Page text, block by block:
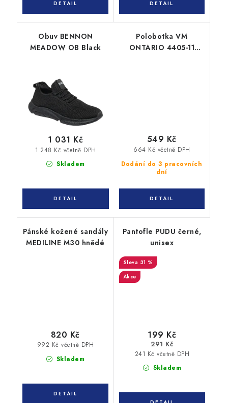
Obuv BENNON
MEADOW OB Black
Skladem
1 248 Kč včetně DPH
1 031 Kč
Polobotka VM
ONTARIO 4405-11
Dodání do 3 pracovních
dní
664 Kč včetně DPH
549 Kč
Pánské kožené sandály
MEDILINE M30 hnědé
Skladem
992 Kč včetně DPH
820 Kč
Pantofle PUDU černé,
unisex
31 %
Akce
Skladem
241 Kč včetně DPH
199 Kč
291 Kč